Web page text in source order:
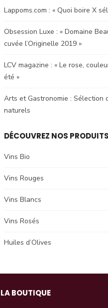
Lappoms.com : « Quoi boire X
Obsession Luxe : « Domaine
cuvée l’Originelle 2019 »
LCV magazine : « Le rose,
été »
Arts et Gastronomie : Sélection
naturels
DÉCOUVREZ NOS PRODUITS
Vins Bio
Vins Rouges
Vins Blancs
Vins Rosés
Huiles d’Olives
LA BOUTIQUE